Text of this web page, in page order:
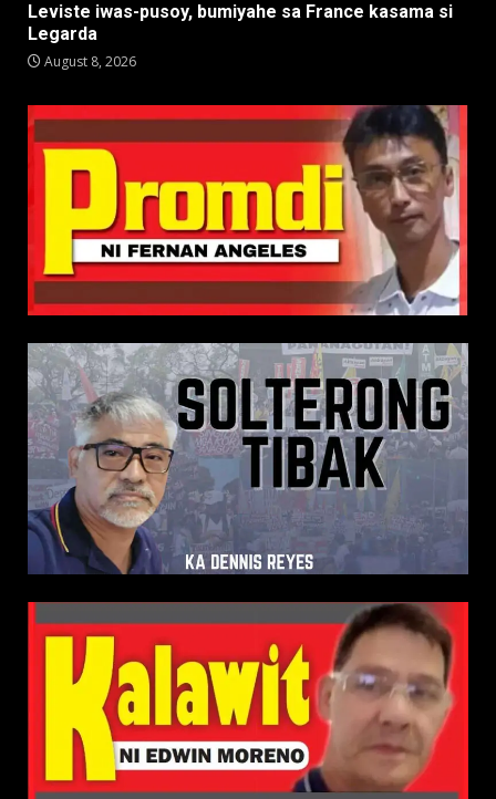
Leviste iwas-pusoy, bumiyahe sa France kasama si
Legarda
August 8, 2026